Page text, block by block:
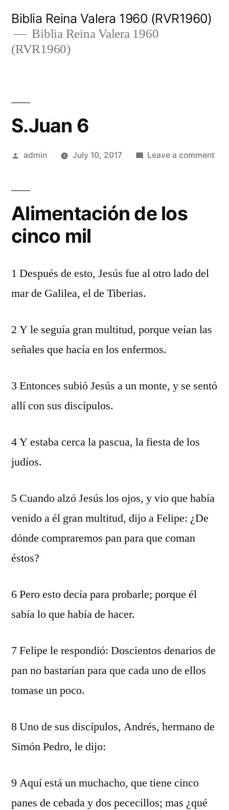
content
Biblia Reina Valera 1960 (RVR1960)
Biblia Reina Valera 1960
(RVR1960)
S.Juan 6
Posted
admin July 10, 2017 Leave a comment
Alimentación de los
cinco mil
1 Después de esto, Jesús fue al otro lado del
mar de Galilea, el de Tiberias.
2 Y le seguía gran multitud, porque veían las
señales que hacía en los enfermos.
3 Entonces subió Jesús a un monte, y se sentó
allí con sus discípulos.
4 Y estaba cerca la pascua, la fiesta de los
judíos.
5 Cuando alzó Jesús los ojos, y vio que había
venido a él gran multitud, dijo a Felipe: ¿De
dónde compraremos pan para que coman
éstos?
6 Pero esto decía para probarle; porque él
sabía lo que había de hacer.
7 Felipe le respondió: Doscientos denarios de
pan no bastarían para que cada uno de ellos
tomase un poco.
8 Uno de sus discípulos, Andrés, hermano de
Simón Pedro, le dijo:
9 Aquí está un muchacho, que tiene cinco
panes de cebada y dos pececillos; mas ¿qué